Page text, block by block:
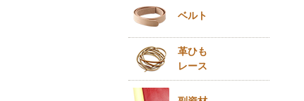
ベルト
革ひも
レース